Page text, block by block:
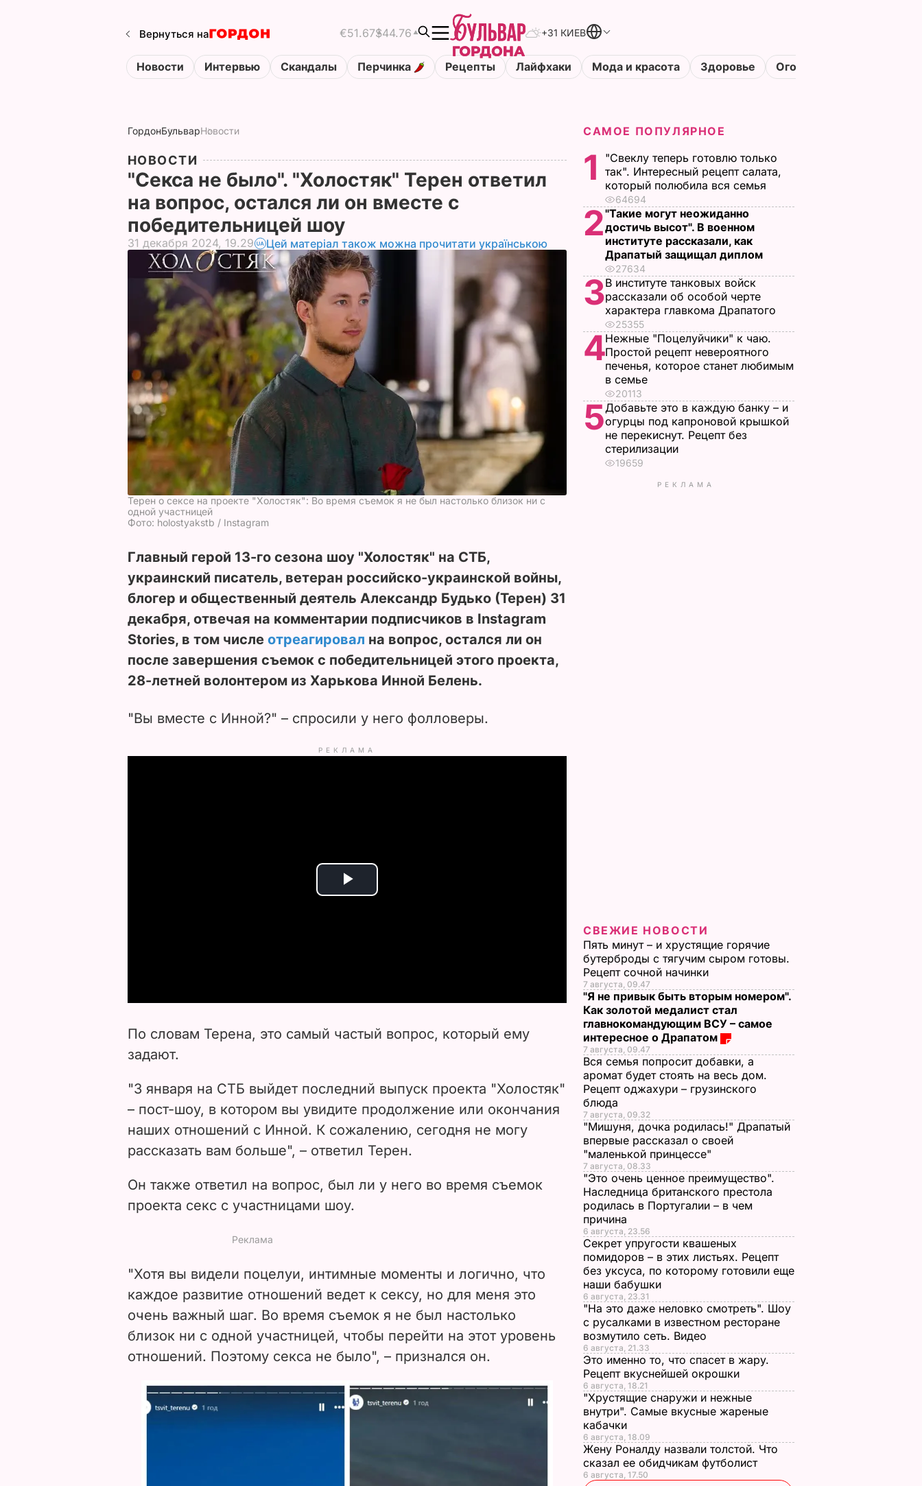
Вернуться на €51.67$44.76 +31 КИЕВ
Новости Интервью Скандалы Перчинка Рецепты Лайфхаки Мода и красота Здоровье Огороды
ГордонБульварНовости
НОВОСТИ
"Секса не было". "Холостяк" Терен ответил
на вопрос, остался ли он вместе с
победительницей шоу
31 декабря 2024, 19.29 Цей матеріал також можна прочитати українською
Терен о сексе на проекте "Холостяк": Во время съемок я не был настолько близок ни с
одной участницей
Фото: holostyakstb / Instagram
Главный герой 13-го сезона шоу "Холостяк" на СТБ,
украинский писатель, ветеран российско-украинской войны,
блогер и общественный деятель Александр Будько (Терен) 31
декабря, отвечая на комментарии подписчиков в Instagram
Stories, в том числе отреагировал на вопрос, остался ли он
после завершения съемок с победительницей этого проекта,
28-летней волонтером из Харькова Инной Белень.
"Вы вместе с Инной?" – спросили у него фолловеры.
РЕКЛАМА
P
d
e
o
По словам Терена, это самый частый вопрос, который ему
задают.
"3 января на СТБ выйдет последний выпуск проекта "Холостяк"
– пост-шоу, в котором вы увидите продолжение или окончания
наших отношений с Инной. К сожалению, сегодня не могу
рассказать вам больше", – ответил Терен.
Он также ответил на вопрос, был ли у него во время съемок
проекта секс с участницами шоу.
"Хотя вы видели поцелуи, интимные моменты и логично, что
каждое развитие отношений ведет к сексу, но для меня это
очень важный шаг. Во время съемок я не был настолько
близок ни с одной участницей, чтобы перейти на этот уровень
отношений. Поэтому секса не было", – признался он.
САМОЕ ПОПУЛЯРНОЕ
1
"Свеклу теперь готовлю только
так". Интересный рецепт салата,
который полюбила вся семья
64694
2"Такие могут неожиданно
достичь высот". В военном
институте рассказали, как
Драпатый защищал диплом
27634
3В институте танковых войск
рассказали об особой черте
характера главкома Драпатого
25355
4Нежные "Поцелуйчики" к чаю.
Простой рецепт невероятного
печенья, которое станет любимым
в семье
20113
5Добавьте это в каждую банку – и
огурцы под капроновой крышкой
не перекиснут. Рецепт без
стерилизации
19659
РЕКЛАМА
СВЕЖИЕ НОВОСТИ
Пять минут – и хрустящие горячие
бутерброды с тягучим сыром готовы.
Рецепт сочной начинки
7 августа, 09.47
"Я не привык быть вторым номером".
Как золотой медалист стал
главнокомандующим ВСУ – самое
интересное о Драпатом
7 августа, 09.47
Вся семья попросит добавки, а
аромат будет стоять на весь дом.
Рецепт оджахури – грузинского
блюда
7 августа, 09.32
"Мишуня, дочка родилась!" Драпатый
впервые рассказал о своей
"маленькой принцессе"
7 августа, 08.33
"Это очень ценное преимущество".
Наследница британского престола
родилась в Португалии – в чем
причина
6 августа, 23.56
Секрет упругости квашеных
помидоров – в этих листьях. Рецепт
без уксуса, по которому готовили еще
наши бабушки
6 августа, 23.31
"На это даже неловко смотреть". Шоу
с русалками в известном ресторане
возмутило сеть. Видео
6 августа, 21.33
Это именно то, что спасет в жару.
Рецепт вкуснейшей окрошки
6 августа, 18.21
"Хрустящие снаружи и нежные
внутри". Самые вкусные жареные
кабачки
6 августа, 18.09
Жену Роналду назвали толстой. Что
сказал ее обидчикам футболист
6 августа, 17.50